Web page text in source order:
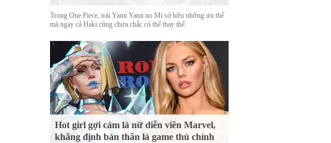
Trong One Piece, trái Yami Yami no Mi sở hữu những ưu thế
mà ngay cả Haki cũng chưa chắc có thể thay thế.
Hot girl gợi cảm là nữ diễn viên Marvel,
khẳng định bản thân là game thủ chính